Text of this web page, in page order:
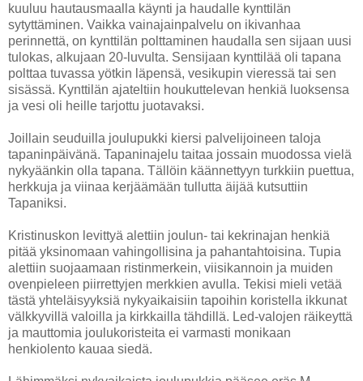
kuuluu hautausmaalla käynti ja haudalle kynttilän
sytyttäminen. Vaikka vainajainpalvelu on ikivanhaa
perinnettä, on kynttilän polttaminen haudalla sen sijaan uusi
tulokas, alkujaan 20-luvulta. Sensijaan kynttilää oli tapana
polttaa tuvassa yötkin läpensä, vesikupin vieressä tai sen
sisässä. Kynttilän ajateltiin houkuttelevan henkiä luoksensa
ja vesi oli heille tarjottu juotavaksi.
Joillain seuduilla joulupukki kiersi palvelijoineen taloja
tapaninpäivänä. Tapaninajelu taitaa jossain muodossa vielä
nykyäänkin olla tapana. Tällöin käännettyyn turkkiin puettua,
herkkuja ja viinaa kerjäämään tullutta äijää kutsuttiin
Tapaniksi.
Kristinuskon levittyä alettiin joulun- tai kekrinajan henkiä
pitää yksinomaan vahingollisina ja pahantahtoisina. Tupia
alettiin suojaamaan ristinmerkein, viisikannoin ja muiden
ovenpieleen piirrettyjen merkkien avulla. Tekisi mieli vetää
tästä yhteläisyyksiä nykyaikaisiin tapoihin koristella ikkunat
välkkyvillä valoilla ja kirkkailla tähdillä. Led-valojen räikeyttä
ja mauttomia joulukoristeita ei varmasti monikaan
henkiolento kauaa siedä.